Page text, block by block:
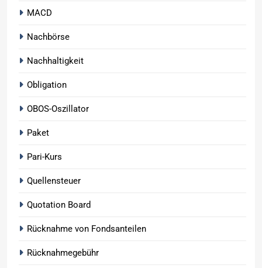
MACD
Nachbörse
Nachhaltigkeit
Obligation
OBOS-Oszillator
Paket
Pari-Kurs
Quellensteuer
Quotation Board
Rücknahme von Fondsanteilen
Rücknahmegebühr